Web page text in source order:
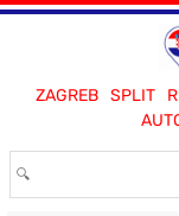
ZAGREB SPLIT